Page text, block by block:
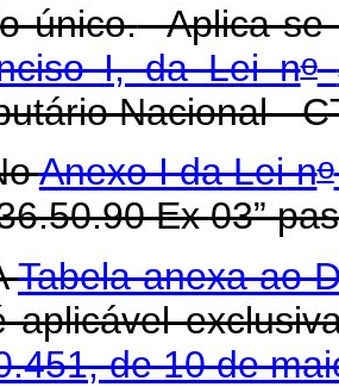
único.
Aplica-
I, da Lei no
Nacional -
Anexo I da Lei no
Ex 03”
Tabela anexa ao
aplicável
de 10 de